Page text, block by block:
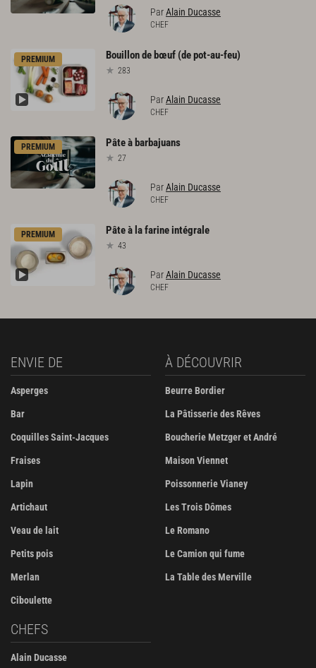
ParAlain Ducasse
CHEF
PREMIUM Bouillonde bœuf (depot-au-feu)
283
ParAlain Ducasse
CHEF
PREMIUM Pâteà barbajuans
27
ParAlain Ducasse
CHEF
PREMIUM Pâteà lafarine intégrale
43
ParAlain Ducasse
CHEF
ENVIE DE
Asperges
Bar
Coquilles Saint-Jacques
Fraises
Lapin
Artichaut
Veau de lait
Petits pois
Merlan
Ciboulette
À DÉCOUVRIR
Beurre Bordier
La Pâtisserie des Rêves
Boucherie Metzger et André
Maison Viennet
Poissonnerie Vianey
Les Trois Dômes
Le Romano
Le Camion qui fume
La Table des Merville
CHEFS
Alain Ducasse